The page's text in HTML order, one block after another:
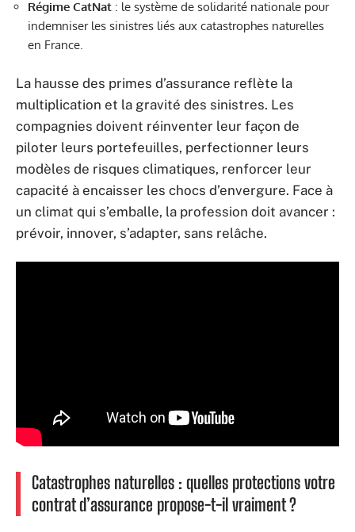
Régime CatNat : le système de solidarité nationale pour
indemniser les sinistres liés aux catastrophes naturelles
en France.
La hausse des primes d’assurance reflète la
multiplication et la gravité des sinistres. Les
compagnies doivent réinventer leur façon de
piloter leurs portefeuilles, perfectionner leurs
modèles de risques climatiques, renforcer leur
capacité à encaisser les chocs d’envergure. Face à
un climat qui s’emballe, la profession doit avancer :
prévoir, innover, s’adapter, sans relâche.
Catastrophes naturelles : quelles protections votre
contrat d’assurance propose-t-il vraiment ?